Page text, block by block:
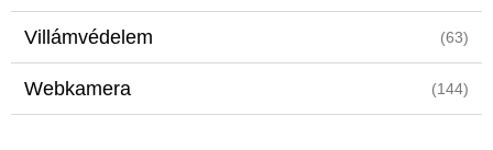
Villámvédelem (63)
Webkamera (144)